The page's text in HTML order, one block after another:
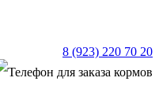
8 (923) 220 70 20